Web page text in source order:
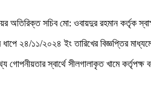
সচিব মো: ওবায়দুর রহমান কর্তৃক
২৪/১১/২০২৪ ইং তারিখের বিজ্ঞপ্তির
গোপনীয়তার স্বার্থে সীলগালাকৃত খামে কর্তৃপক্ষ